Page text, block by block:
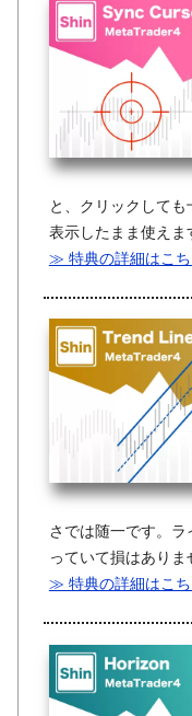
と、クリックして
表示したまま使えま
≫ 特典の詳細はこち
さでは随一です。
っていて損はありま
≫ 特典の詳細はこち